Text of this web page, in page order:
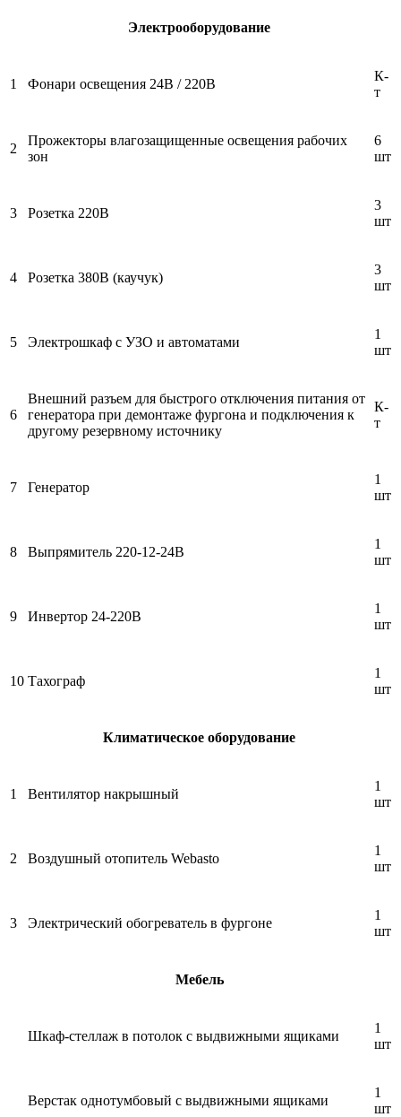
Электрооборудование
1 Фонари освещения 24В / 220В
К-
т
2
Прожекторы влагозащищенные освещения рабочих
зон
6
шт
3 Розетка 220В
3
шт
4 Розетка 380В (каучук)
3
шт
5 Электрошкаф с УЗО и автоматами
1
шт
6
Внешний разъем для быстрого отключения питания от
генератора при демонтаже фургона и подключения к
другому резервному источнику
К-
т
7 Генератор
1
шт
8 Выпрямитель 220-12-24В
1
шт
9 Инвертор 24-220В
1
шт
10 Тахограф
1
шт
Климатическое оборудование
1 Вентилятор накрышный
1
шт
2 Воздушный отопитель Webasto
1
шт
3 Электрический обогреватель в фургоне
1
шт
Мебель
Шкаф-стеллаж в потолок с выдвижными ящиками
1
шт
Верстак однотумбовый с выдвижными ящиками
1
шт